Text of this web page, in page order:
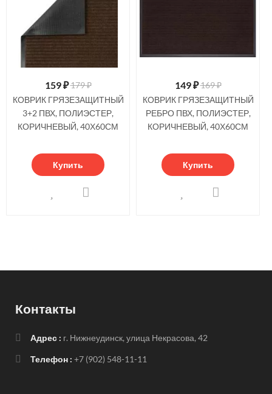
159₽179 ₽
КОВРИК ГРЯЗЕЗАЩИТНЫЙ
3+2 ПВХ, ПОЛИЭСТЕР,
КОРИЧНЕВЫЙ, 40Х60СМ
Купить
149₽169 ₽
КОВРИК ГРЯЗЕЗАЩИТНЫЙ
РЕБРО ПВХ, ПОЛИЭСТЕР,
КОРИЧНЕВЫЙ, 40Х60СМ
Купить
Контакты
Адрес : г. Нижнеудинск, улица Некрасова, 42
Телефон : +7 (902) 548-11-11